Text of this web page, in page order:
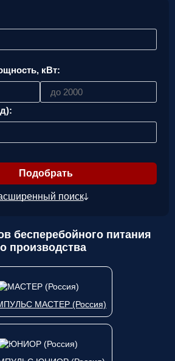
кВт:
поиск
бесперебойного питания
производства
МАСТЕР (Россия)
вашего
персонального
менеджера,
ответит на
любой
вопрос и
ответственным
Вопрос1из 6
Выберите
необходимое
Однофазные
(380В)
<<
Назад